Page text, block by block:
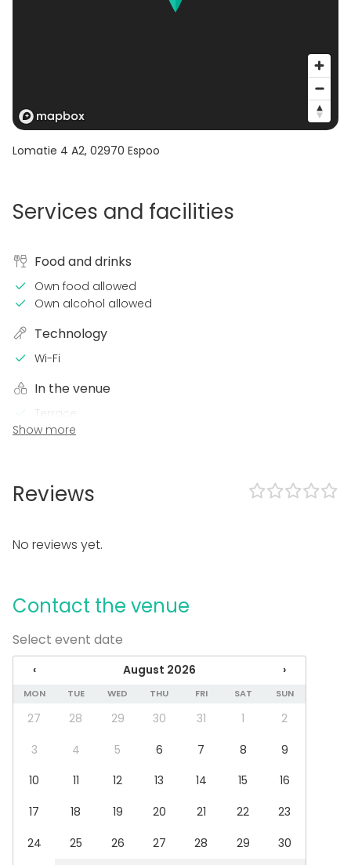
Lomatie 4 A2, 02970 Espoo
Services and facilities
Food and drinks
Own food allowed
Own alcohol allowed
Technology
Wi-Fi
In the venue
Terrace
Sauna
Garden
Hot tub / Jacuzzi
Kitchen for customer
Party
Wedding
Spa / Wellness / Sauna
Dinner / Lunch
Meeting
Fair / Exhibition
Recreation
Experience / Activity
Show more
Reviews
No reviews yet.
Contact the venue
Select event date
‹ August 2026 ›
MON TUE WED THU FRI SAT SUN
27 28 29 30 31 1
2
3
4 5 6 7 8
9
10
11 12 13 14 15
16
17
18 19 20 21 22
23
24
25 26 27 28 29
30